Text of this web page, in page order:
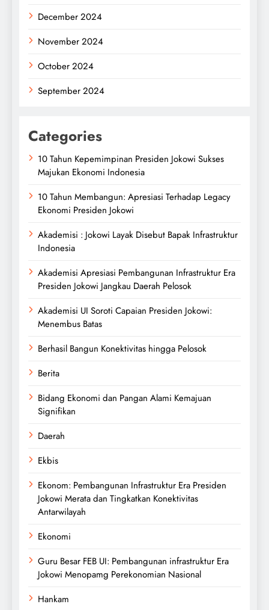
December 2024
November 2024
October 2024
September 2024
Categories
10 Tahun Kepemimpinan Presiden Jokowi Sukses
Majukan Ekonomi Indonesia
10 Tahun Membangun: Apresiasi Terhadap Legacy
Ekonomi Presiden Jokowi
Akademisi : Jokowi Layak Disebut Bapak Infrastruktur
Indonesia
Akademisi Apresiasi Pembangunan Infrastruktur Era
Presiden Jokowi Jangkau Daerah Pelosok
Akademisi UI Soroti Capaian Presiden Jokowi:
Menembus Batas
Berhasil Bangun Konektivitas hingga Pelosok
Berita
Bidang Ekonomi dan Pangan Alami Kemajuan
Signifikan
Daerah
Ekbis
Ekonom: Pembangunan Infrastruktur Era Presiden
Jokowi Merata dan Tingkatkan Konektivitas
Antarwilayah
Ekonomi
Guru Besar FEB UI: Pembangunan infrastruktur Era
Jokowi Menopamg Perekonomian Nasional
Hankam